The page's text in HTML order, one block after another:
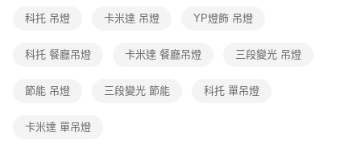
３．收到繳費通知簡訊後14天內，點擊此簡訊中的連結，可透過四大超商／
※ 請注意：結帳手續完成當下不需立刻繳費，但若您需要取消訂單，請聯絡
※ 交易是否成功請以「AFTEE先享後付 」之結帳頁面顯示為準，若有關於
客戶支援中心」https://netprotections.freshdesk.com/support/home
科托 吊燈 卡米達 吊燈 YP燈飾 吊燈
科托 餐廳吊燈 卡米達 餐廳吊燈 三段變光 吊燈
節能 吊燈 三段變光 節能 科托 單吊燈
卡米達 單吊燈